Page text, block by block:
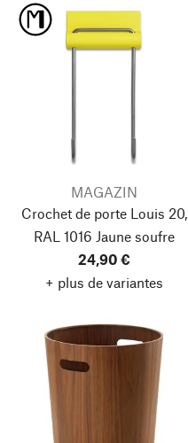
MAGAZIN
Crochet de porte Louis 20,
RAL 1016 Jaune soufre
24,90 €
+ plus de variantes